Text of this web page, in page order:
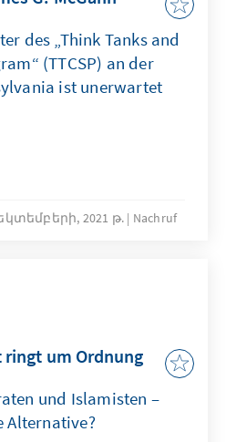
des „Think Tanks and
(TTCSP) an der
ist unerwartet
2021 թ. Nachruf
ringt um Ordnung
und Islamisten –
Alternative?